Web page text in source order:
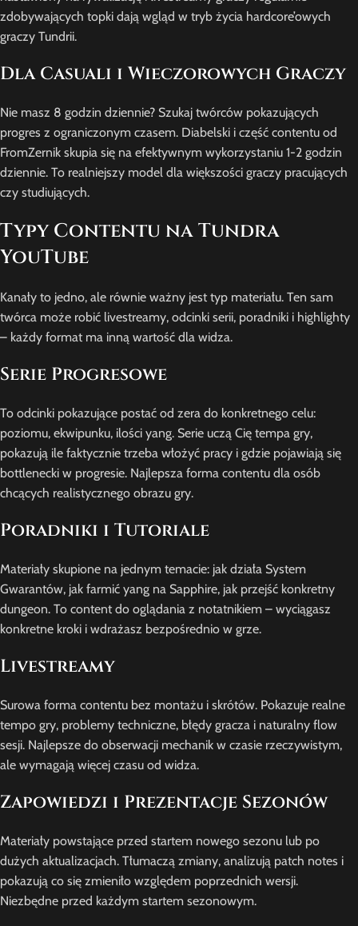
zdobywających topki dają wgląd w tryb życia hardcore’owych
graczy Tundrii.
Dla Casuali i Wieczorowych Graczy
Nie masz 8 godzin dziennie? Szukaj twórców pokazujących
progres z ograniczonym czasem. Diabelski i część contentu od
FromZernik skupia się na efektywnym wykorzystaniu 1-2 godzin
dziennie. To realniejszy model dla większości graczy pracujących
czy studiujących.
Typy Contentu na Tundra
YouTube
Kanały to jedno, ale równie ważny jest typ materiału. Ten sam
twórca może robić livestreamy, odcinki serii, poradniki i highlighty
– każdy format ma inną wartość dla widza.
Serie Progresowe
To odcinki pokazujące postać od zera do konkretnego celu:
poziomu, ekwipunku, ilości yang. Serie uczą Cię tempa gry,
pokazują ile faktycznie trzeba włożyć pracy i gdzie pojawiają się
bottlenecki w progresie. Najlepsza forma contentu dla osób
chcących realistycznego obrazu gry.
Poradniki i Tutoriale
Materiały skupione na jednym temacie: jak działa System
Gwarantów, jak farmić yang na Sapphire, jak przejść konkretny
dungeon. To content do oglądania z notatnikiem – wyciągasz
konkretne kroki i wdrażasz bezpośrednio w grze.
Livestreamy
Surowa forma contentu bez montażu i skrótów. Pokazuje realne
tempo gry, problemy techniczne, błędy gracza i naturalny flow
sesji. Najlepsze do obserwacji mechanik w czasie rzeczywistym,
ale wymagają więcej czasu od widza.
Zapowiedzi i Prezentacje Sezonów
Materiały powstające przed startem nowego sezonu lub po
dużych aktualizacjach. Tłumaczą zmiany, analizują patch notes i
pokazują co się zmieniło względem poprzednich wersji.
Niezbędne przed każdym startem sezonowym.